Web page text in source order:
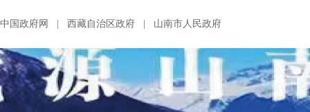
中国政府网 西藏自治区政府 山南市人民政府